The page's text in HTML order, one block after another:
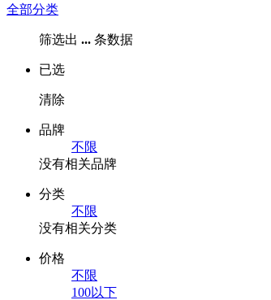
全部分类
筛选出 ... 条数据
已选
清除
品牌
不限
没有相关品牌
分类
不限
没有相关分类
价格
不限
100以下